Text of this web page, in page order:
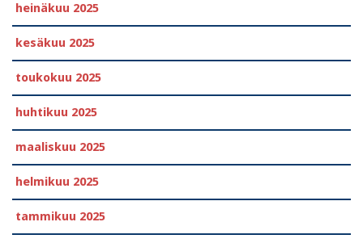
heinäkuu 2025
kesäkuu 2025
toukokuu 2025
huhtikuu 2025
maaliskuu 2025
helmikuu 2025
tammikuu 2025